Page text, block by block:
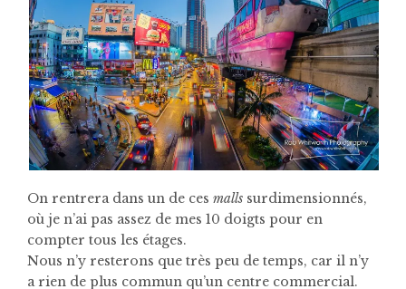
On rentrera dans un de ces malls surdimensionnés,
où je n’ai pas assez de mes 10 doigts pour en
compter tous les étages.
Nous n’y resterons que très peu de temps, car il n’y
a rien de plus commun qu’un centre commercial.